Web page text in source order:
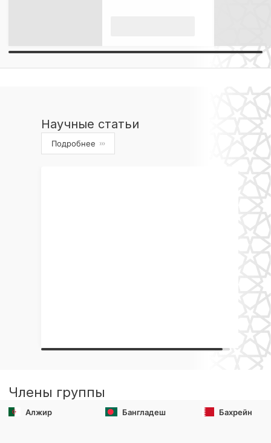
Научные статьи
Подробнее ›››
Члены группы
Алжир Бангладеш Бахрейн